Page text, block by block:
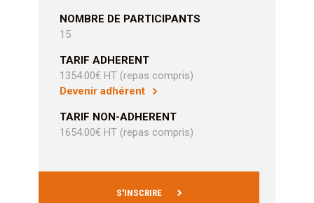
NOMBRE DE PARTICIPANTS
15
TARIF ADHERENT
1354.00€ HT (repas compris)
Devenir adhérent
TARIF NON-ADHERENT
1654.00€ HT (repas compris)
S'INSCRIRE